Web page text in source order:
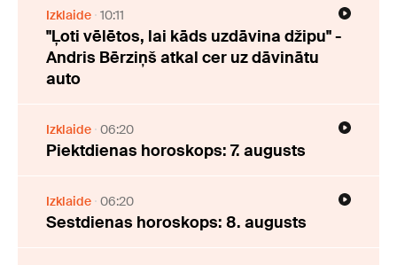
Izklaide 10:11
"Ļoti vēlētos, lai kāds uzdāvina džipu" -
Andris Bērziņš atkal cer uz dāvinātu
auto
Izklaide 06:20
Piektdienas horoskops: 7. augusts
Izklaide 06:20
Sestdienas horoskops: 8. augusts